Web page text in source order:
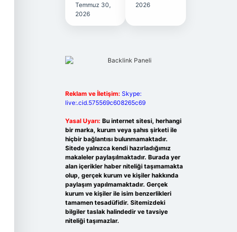
Temmuz 30,
2026
2026
Reklam ve İletişim: Skype:
live:.cid.575569c608265c69
Yasal Uyarı: Bu internet sitesi, herhangi
bir marka, kurum veya şahıs şirketi ile
hiçbir bağlantısı bulunmamaktadır.
Sitede yalnızca kendi hazırladığımız
makaleler paylaşılmaktadır. Burada yer
alan içerikler haber niteliği taşımamakta
olup, gerçek kurum ve kişiler hakkında
paylaşım yapılmamaktadır. Gerçek
kurum ve kişiler ile isim benzerlikleri
tamamen tesadüfidir. Sitemizdeki
bilgiler taslak halindedir ve tavsiye
niteliği taşımazlar.